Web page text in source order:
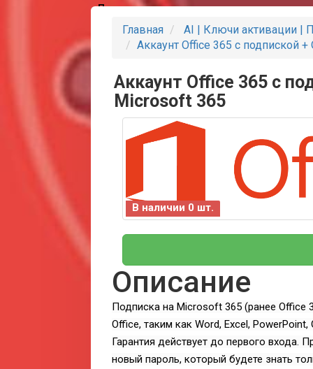
Партнеры
Главная
AI | Ключи активации |
Аккаунт Office 365 с подпиской
Аккаунт Office 365 с
Microsoft 365
В наличии 0 шт.
Описание
Подписка на Microsoft 365 (ранее Office
Office, таким как Word, Excel, PowerPoint,
Гарантия действует до первого входа.
новый пароль, который будете знать